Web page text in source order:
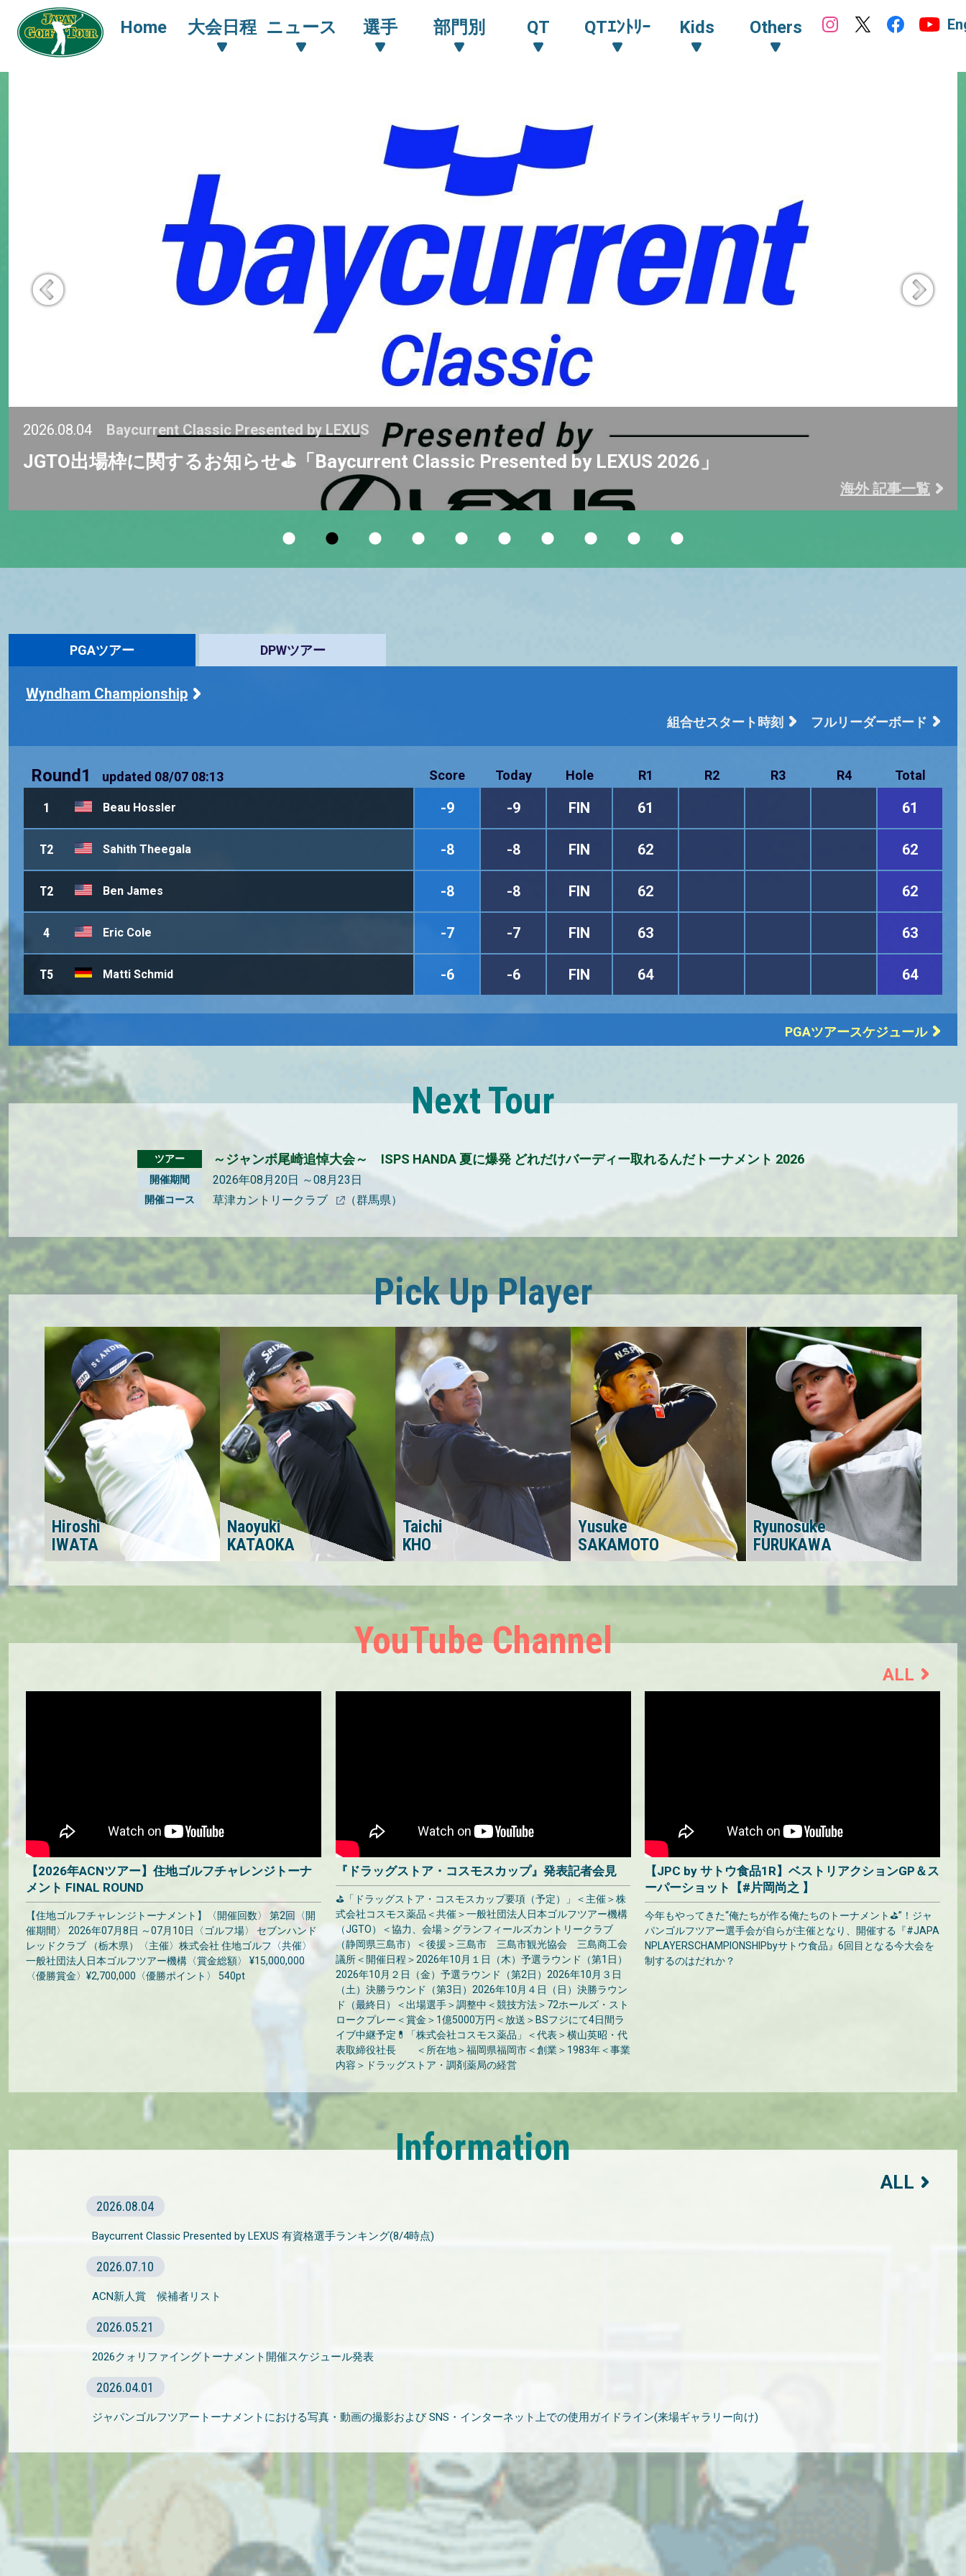
Home 大会日程 ニュース 選手 部門別 QT QTｴﾝﾄﾘｰ Kids Others
2026.08.04 Baycurrent Classic Presented by LEXUS
JGTO出場枠に関するお知らせ⛳「Baycurrent Classic Presented by LEXUS 2026」
海外 記事一覧
PGAツアー DPWツアー
Wyndham Championship
組合せスタート時刻 フルリーダーボード
Round1 updated 08/07 08:13 Score Today Hole R1 R2 R3 R4 Total
1 Beau Hossler -9 -9 FIN 61 61
T2 Sahith Theegala -8 -8 FIN 62 62
T2 Ben James -8 -8 FIN 62 62
4 Eric Cole -7 -7 FIN 63 63
T5 Matti Schmid -6 -6 FIN 64 64
PGAツアースケジュール
Next Tour
ツアー ～ジャンボ尾崎追悼大会～ ISPS HANDA 夏に爆発 どれだけバーディー取れるんだトーナメント 2026
開催期間 2026年08月20日 ～08月23日
開催コース 草津カントリークラブ （群馬県）
Pick Up Player
Hiroshi
IWATA
Naoyuki
KATAOKA
Taichi
KHO
Yusuke
SAKAMOTO
Ryunosuke
FURUKAWA
YouTube Channel
ALL
【2026年ACNツアー】住地ゴルフチャレンジトーナ
メント FINAL ROUND
【住地ゴルフチャレンジトーナメント】〈開催回数〉 第2回〈開
催期間〉 2026年07月8日 ～07月10日〈ゴルフ場〉 セブンハンド
レッドクラブ （栃木県）〈主催〉株式会社 住地ゴルフ〈共催〉
一般社団法人日本ゴルフツアー機構〈賞金総額〉 ¥15,000,000
〈優勝賞金〉¥2,700,000〈優勝ポイント〉 540pt
『ドラッグストア・コスモスカップ』発表記者会見
⛳「ドラッグストア・コスモスカップ要項（予定）」＜主催＞株
式会社コスモス薬品＜共催＞一般社団法人日本ゴルフツアー機構
（JGTO）＜協力、会場＞グランフィールズカントリークラブ
（静岡県三島市）＜後援＞三島市 三島市観光協会 三島商工会
議所＜開催日程＞2026年10月１日（木）予選ラウンド（第1日）
2026年10月２日（金）予選ラウンド（第2日）2026年10月３日
（土）決勝ラウンド（第3日）2026年10月４日（日）決勝ラウン
ド（最終日）＜出場選手＞調整中＜競技方法＞72ホールズ・スト
ロークプレー＜賞金＞1億5000万円＜放送＞BSフジにて4日間ラ
イブ中継予定💊「株式会社コスモス薬品」＜代表＞横山英昭・代
表取締役社長 ＜所在地＞福岡県福岡市＜創業＞1983年＜事業
内容＞ドラッグストア・調剤薬局の経営
【JPC by サトウ食品1R】ベストリアクションGP＆ス
ーパーショット【#片岡尚之 】
今年もやってきた“俺たちが作る俺たちのトーナメント⛳”！ジャ
パンゴルフツアー選手会が自らが主催となり、開催する『#JAPA
NPLAYERSCHAMPIONSHIPbyサトウ食品』6回目となる今大会を
制するのはだれか？
Information
2026.08.04
Baycurrent Classic Presented by LEXUS 有資格選手ランキング(8/4時点)
2026.07.10
ACN新人賞 候補者リスト
2026.05.21
2026クォリファイングトーナメント開催スケジュール発表
2026.04.01
ジャパンゴルフツアートーナメントにおける写真・動画の撮影および SNS・インターネット上での使用ガイドライン(来場ギャラリー向け)
ALL